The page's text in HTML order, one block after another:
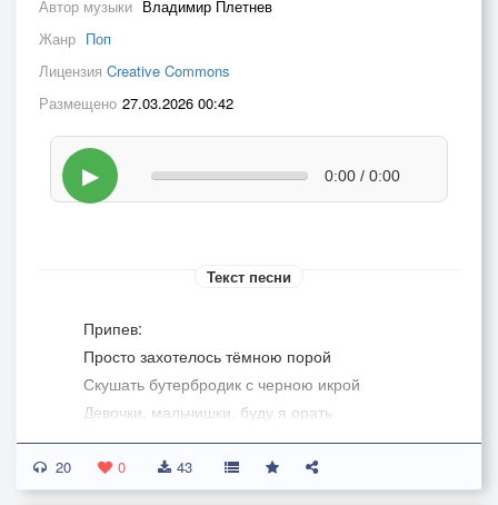
Автор музыки Владимир Плетнев
Жанр Поп
Лицензия Creative Commons
Размещено 27.03.2026 00:42
▶ 0:00 / 0:00
Текст песни
Припев:
Просто захотелось тёмною порой
Скушать бутербродик с черною икрой
Девочки, мальчишки, буду я орать
Как же хочется сейчас мне бутерброд сожрать
20 0 43